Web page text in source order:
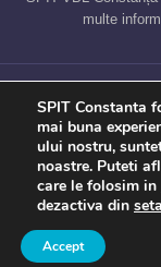
multe
TU contezi Opinia
SPIT Constanta
mai buna
ului nostru,
noastre. Puteti
care le folosim in
dezactiva din
Accept